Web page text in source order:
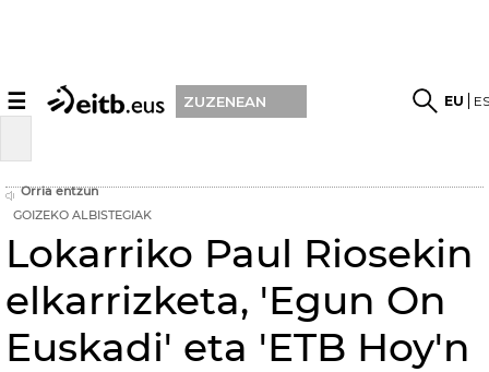
☰ ZUZENEAN EU
Orria entzun
GOIZEKO ALBISTEGIAK
Lokarriko Paul Riosekin
elkarrizketa, 'Egun On
Euskadi' eta 'ETB Hoy'n